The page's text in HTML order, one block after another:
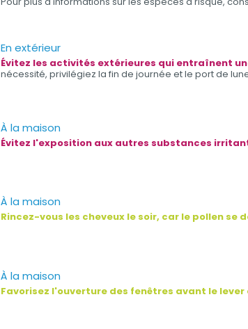
En extérieur
Évitez les activités extérieures qui entraînent
nécessité, privilégiez la fin de journée et le port de
À la maison
Évitez l'exposition aux autres substances
À la maison
Rincez-vous les cheveux le soir, car le pollen se
À la maison
Favorisez l'ouverture des fenêtres avant le